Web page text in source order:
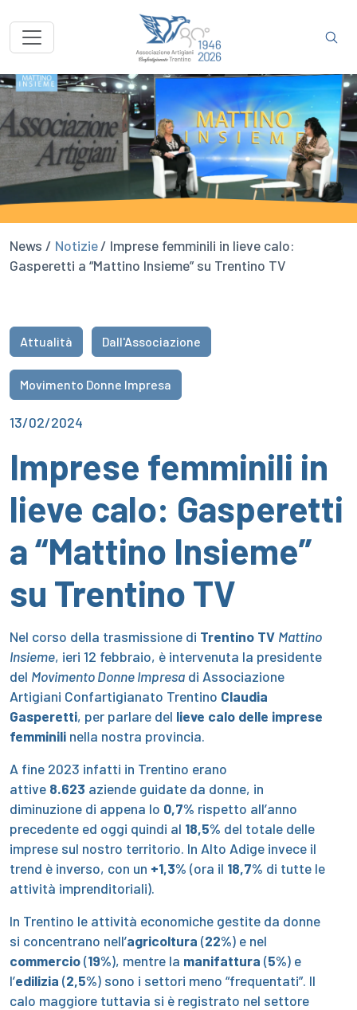
News / Notizie/ Imprese femminili in lieve calo:
Gasperetti a “Mattino Insieme” su Trentino TV
Attualità Dall'Associazione
Movimento Donne Impresa
13/02/2024
Imprese femminili in
lieve calo: Gasperetti
a “Mattino Insieme”
su Trentino TV
Nel corso della trasmissione di Trentino TV Mattino
Insieme, ieri 12 febbraio, è intervenuta la presidente
del Movimento Donne Impresa di Associazione
Artigiani Confartigianato Trentino Claudia
Gasperetti, per parlare del lieve calo delle imprese
femminili nella nostra provincia.
A fine 2023 infatti in Trentino erano
attive 8.623 aziende guidate da donne, in
diminuzione di appena lo 0,7% rispetto all’anno
precedente ed oggi quindi al 18,5% del totale delle
imprese sul nostro territorio. In Alto Adige invece il
trend è inverso, con un +1,3% (ora il 18,7% di tutte le
attività imprenditoriali).
In Trentino le attività economiche gestite da donne
si concentrano nell’agricoltura (22%) e nel
commercio(19%), mentre la manifattura (5%) e
l’edilizia (2,5%) sono i settori meno “frequentati”. Il
calo maggiore tuttavia si è registrato nel settore